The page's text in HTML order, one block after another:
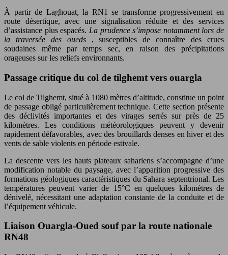
À partir de Laghouat, la RN1 se transforme progressivement en
route désertique, avec une signalisation réduite et des services
d’assistance plus espacés. La prudence s’impose notamment lors de
la traversée des oueds , susceptibles de connaître des crues
soudaines même par temps sec, en raison des précipitations
orageuses sur les reliefs environnants.
Passage critique du col de tilghemt vers ouargla
Le col de Tilghemt, situé à 1080 mètres d’altitude, constitue un point
de passage obligé particulièrement technique. Cette section présente
des déclivités importantes et des virages serrés sur près de 25
kilomètres. Les conditions météorologiques peuvent y devenir
rapidement défavorables, avec des brouillards denses en hiver et des
vents de sable violents en période estivale.
La descente vers les hauts plateaux sahariens s’accompagne d’une
modification notable du paysage, avec l’apparition progressive des
formations géologiques caractéristiques du Sahara septentrional. Les
températures peuvent varier de 15°C en quelques kilomètres de
dénivelé, nécessitant une adaptation constante de la conduite et de
l’équipement véhicule.
Liaison Ouargla-Oued souf par la route nationale
RN48